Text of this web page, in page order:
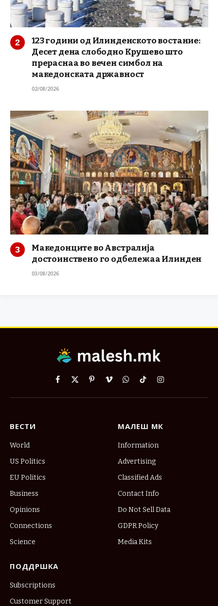
123 години од Илинденското востание:
Десет дена слободно Крушево што
прераснаа во вечен симбол на
македонската државност
02/08/2026
Македонците во Австралија
достоинствено го одбележаа Илинден
03/08/2026
Facebook
X
PinterestVimeoWhatsApp
TikTokInstagram
ВЕСТИ
World
US Politics
EU Politics
Business
Opinions
Connections
Science
МАЛЕШ МК
Information
Advertising
Classified Ads
Contact Info
Do Not Sell Data
GDPR Policy
Media Kits
ПОДДРШКА
Subscriptions
Customer Support